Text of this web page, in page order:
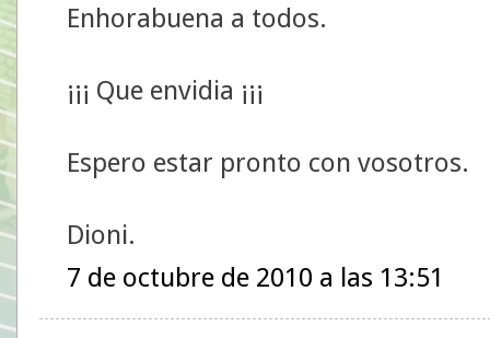
Enhorabuena a todos.
¡¡¡ Que envidia ¡¡¡
Espero estar pronto con vosotros.
Dioni.
7 de octubre de 2010 a las 13:51